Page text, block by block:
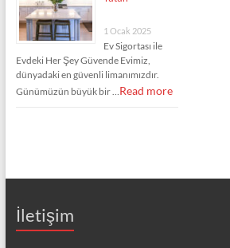
1 Ocak 2025
Ev Sigortası ile
Evdeki Her Şey Güvende Evimiz,
dünyadaki en güvenli limanımızdır.
Günümüzün büyük bir … Read more
İletişim